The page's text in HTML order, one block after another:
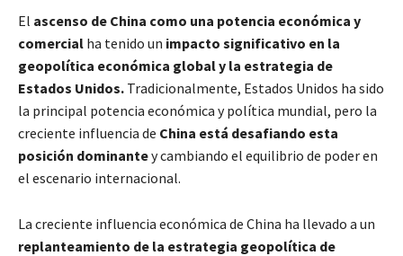
El ascenso de China como una potencia económica y
comercial ha tenido un impacto significativo en la
geopolítica económica global y la estrategia de
Estados Unidos. Tradicionalmente, Estados Unidos ha sido
la principal potencia económica y política mundial, pero la
creciente influencia de China está desafiando esta
posición dominantey cambiando el equilibrio de poder en
el escenario internacional.
La creciente influencia económica de China ha llevado a un
replanteamiento de la estrategia geopolítica de